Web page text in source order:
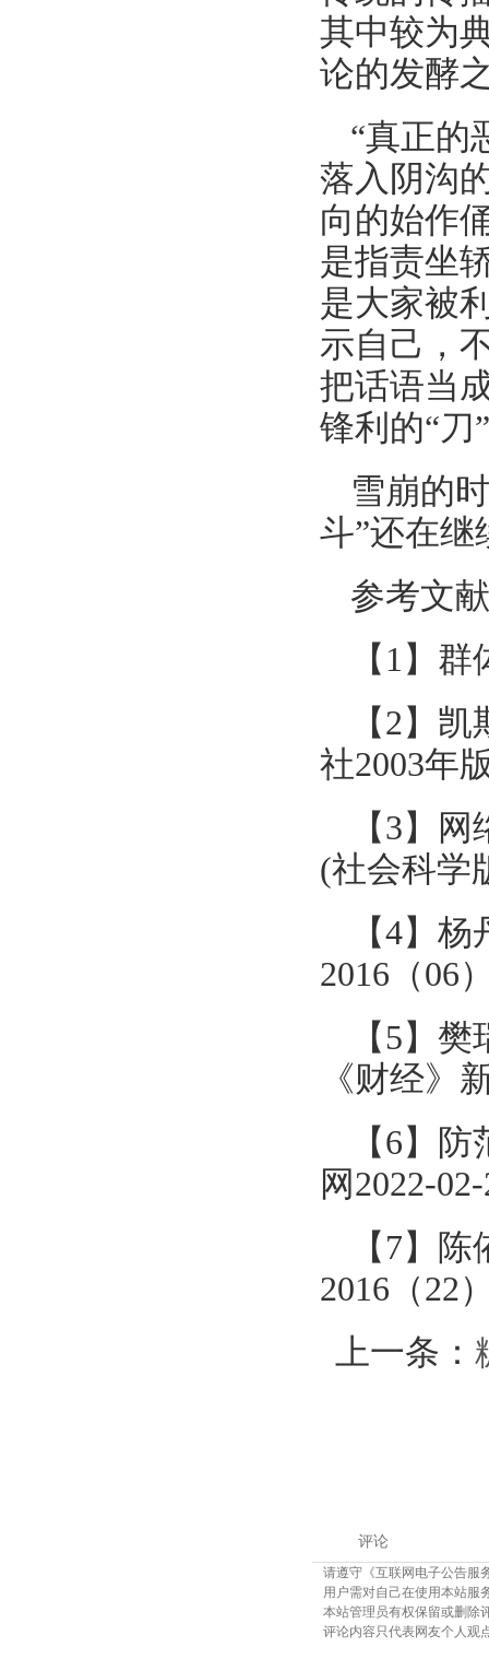
其中较为
论的发酵
“真正的
落入阴沟
向的始作
是指责坐
是大家被
示自己，
把话语当
锋利的“刀
雪崩的
斗”还在继
参考文
【1】
【2】
社2003年
【3】
(社会科学
【4】
2016（06
【5】
《财经》
【6】
网2022-
【7】
2016（22
上一条：
评论
请遵守《互联网电子公告服
用户需对自己在使用本站服
本站管理员有权保留或删除
评论内容只代表网友个人观